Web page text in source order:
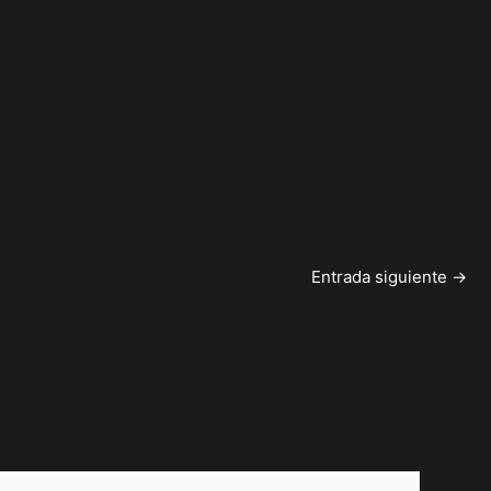
Entrada siguiente →